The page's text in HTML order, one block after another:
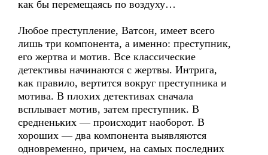
как бы перемещаясь по воздуху…
Любое преступление, Ватсон, имеет всего
лишь три компонента, а именно: преступник,
его жертва и мотив. Все классические
детективы начинаются с жертвы. Интрига,
как правило, вертится вокруг преступника и
мотива. В плохих детективах сначала
всплывает мотив, затем преступник. В
средненьких — происходит наоборот. В
хороших — два компонента выявляются
одновременно, причем, на самых последних